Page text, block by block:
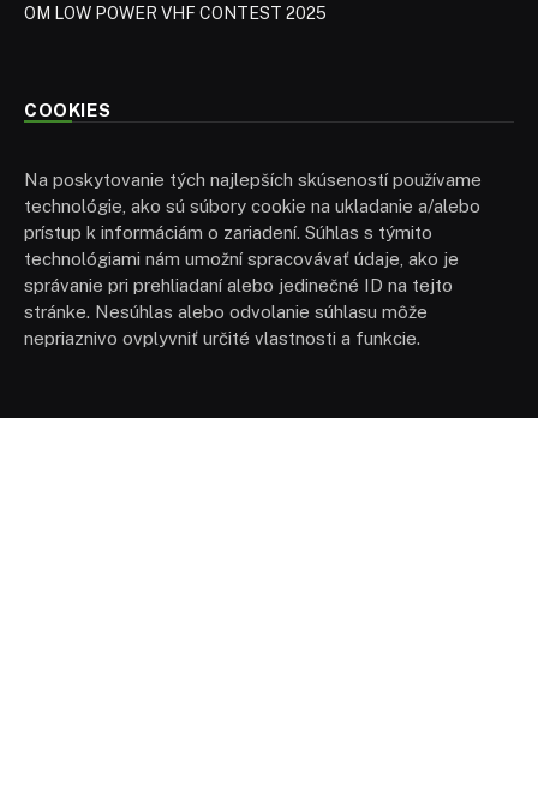
OM LOW POWER VHF CONTEST 2025
COOKIES
Na poskytovanie tých najlepších skúseností používame
technológie, ako sú súbory cookie na ukladanie a/alebo
prístup k informáciám o zariadení. Súhlas s týmito
technológiami nám umožní spracovávať údaje, ako je
správanie pri prehliadaní alebo jedinečné ID na tejto
stránke. Nesúhlas alebo odvolanie súhlasu môže
nepriaznivo ovplyvniť určité vlastnosti a funkcie.